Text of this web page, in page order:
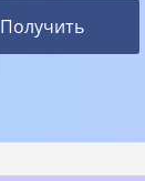
Получить